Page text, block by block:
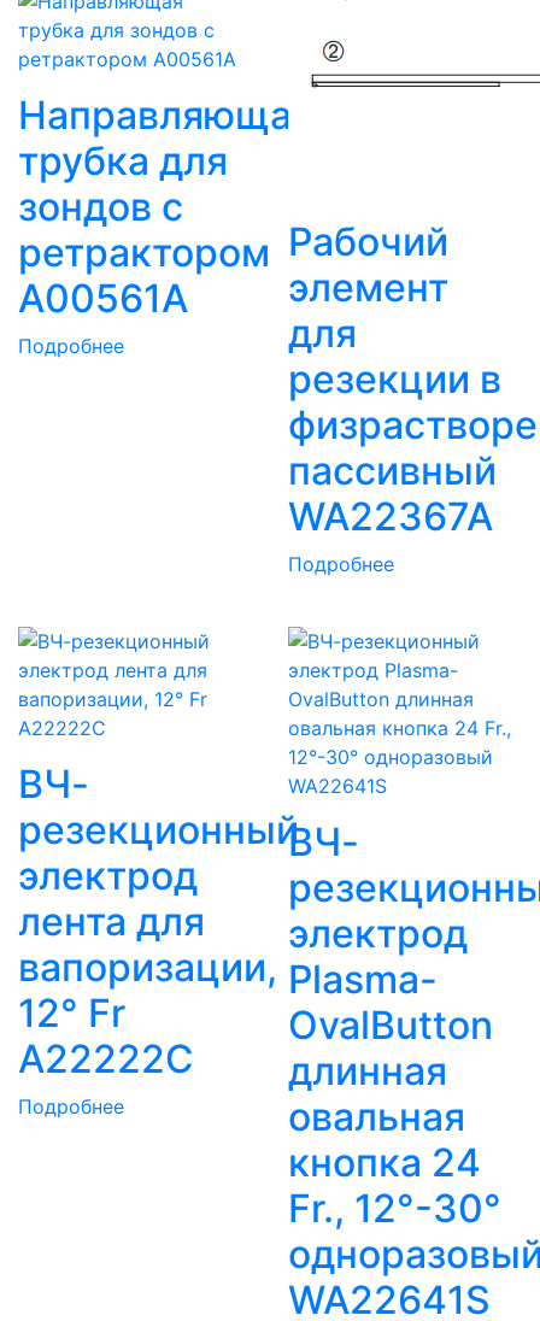
Направляющая
трубка для
зондов с
ретрактором
A00561A
Подробнее
Рабочий
элемент
для
резекции в
пассивный
WA22367A
Подробнее
ВЧ-
резекционный
электрод
лента для
вапоризации,
12° Fr
A22222C
Подробнее
ВЧ-
электрод
Plasma-
OvalButton
длинная
овальная
кнопка 24
Fr., 12°-30°
WA22641S